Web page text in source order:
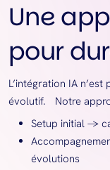
Une approche pensée
pour
L’intégration IA
évolutif. Notre
Setup initial →
évolutions